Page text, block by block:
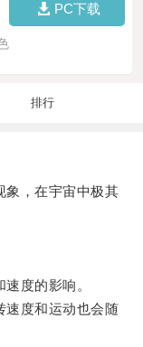
PC下载
排行
，在宇宙中极其
度的影响。
度和运动也会随